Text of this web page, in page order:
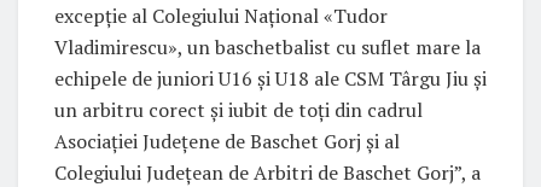
excepție al Colegiului Național «Tudor
Vladimirescu», un baschetbalist cu suflet mare la
echipele de juniori U16 și U18 ale CSM Târgu Jiu și
un arbitru corect și iubit de toți din cadrul
Asociației Județene de Baschet Gorj și al
Colegiului Județean de Arbitri de Baschet Gorj”, a